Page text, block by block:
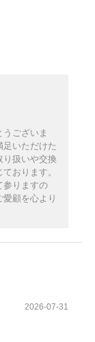
ございま
いただけた
り扱いや交換
おります。
参りますの
顧を心より
2026-07-31